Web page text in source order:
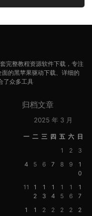
完整教程资源软件下载，专注
的黑苹果驱动下载、详细的
了众多工具
归档文章
2025 年 3 月
一 二 三 四 五 六 日
1
2
3
4
5 6 7 8 9
1
0
11
1
2
1
3
1
4
1
5
1
6
1
7
1
1
2
2
2
2
2